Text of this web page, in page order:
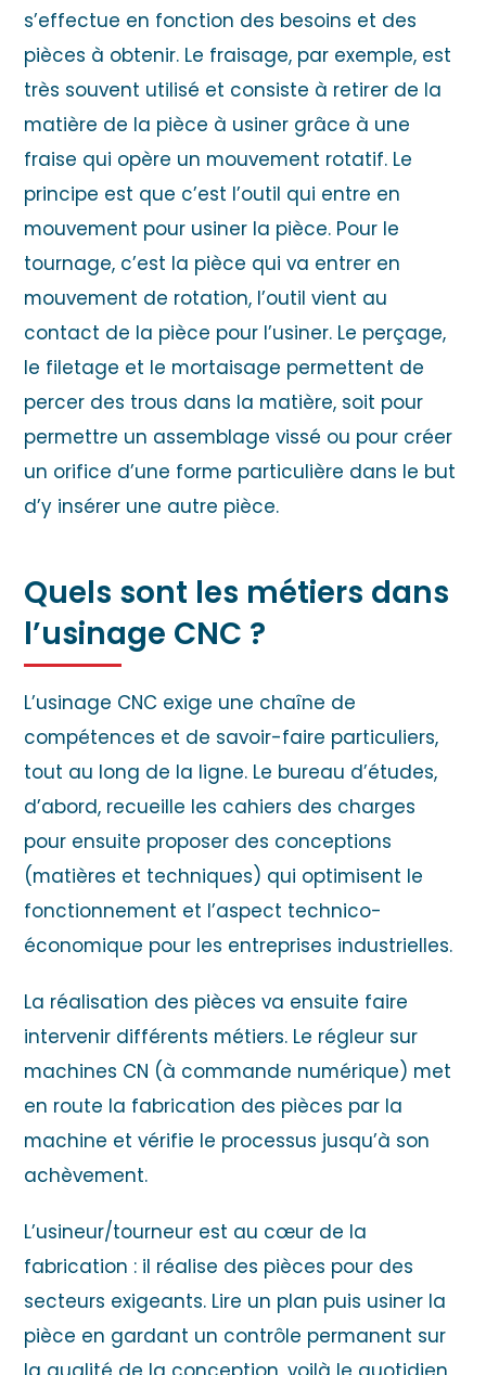
s’effectue en fonction des besoins et des
pièces à obtenir. Le fraisage, par exemple, est
très souvent utilisé et consiste à retirer de la
matière de la pièce à usiner grâce à une
fraise qui opère un mouvement rotatif. Le
principe est que c’est l’outil qui entre en
mouvement pour usiner la pièce. Pour le
tournage, c’est la pièce qui va entrer en
mouvement de rotation, l’outil vient au
contact de la pièce pour l’usiner. Le perçage,
le filetage et le mortaisage permettent de
percer des trous dans la matière, soit pour
permettre un assemblage vissé ou pour créer
un orifice d’une forme particulière dans le but
d’y insérer une autre pièce.
Quels sont les métiers dans
l’usinage CNC ?
L’usinage CNC exige une chaîne de
compétences et de savoir-faire particuliers,
tout au long de la ligne. Le bureau d’études,
d’abord, recueille les cahiers des charges
pour ensuite proposer des conceptions
(matières et techniques) qui optimisent le
fonctionnement et l’aspect technico-
économique pour les entreprises industrielles.
La réalisation des pièces va ensuite faire
intervenir différents métiers. Le régleur sur
machines CN (à commande numérique) met
en route la fabrication des pièces par la
machine et vérifie le processus jusqu’à son
achèvement.
L’usineur/tourneur est au cœur de la
fabrication : il réalise des pièces pour des
secteurs exigeants. Lire un plan puis usiner la
pièce en gardant un contrôle permanent sur